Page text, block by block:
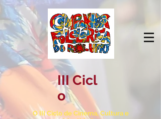
III Cicl
o
O III Ciclo de Cinema, Cultura e